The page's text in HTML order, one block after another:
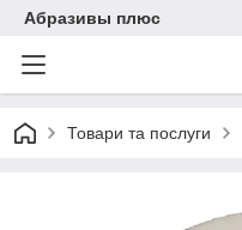
Абразивы плюс
Товари та послуги